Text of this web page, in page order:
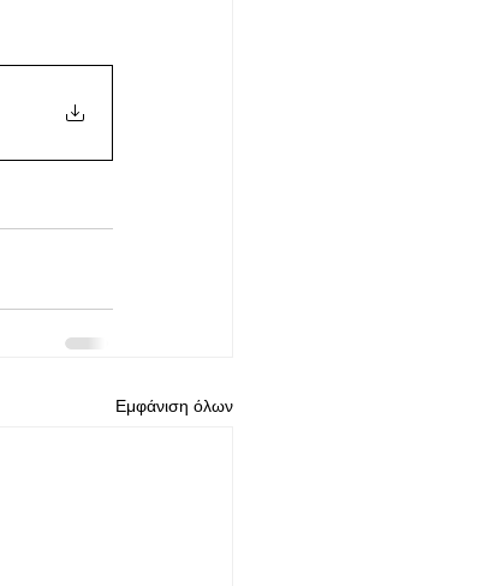
Εμφάνιση όλων